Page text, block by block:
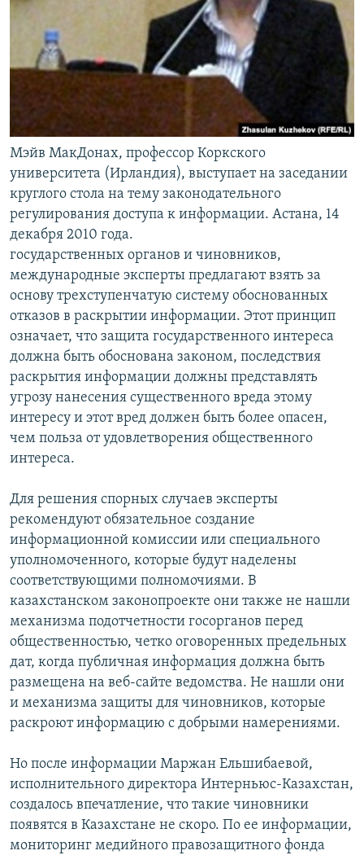
Мэйв МакДонах, профессор Коркского
университета (Ирландия), выступает на заседании
круглого стола на тему законодательного
регулирования доступа к информации. Астана, 14
декабря 2010 года.
государственных органов и чиновников,
международные эксперты предлагают взять за
основу трехступенчатую систему обоснованных
отказов в раскрытии информации. Этот принцип
означает, что защита государственного интереса
должна быть обоснована законом, последствия
раскрытия информации должны представлять
угрозу нанесения существенного вреда этому
интересу и этот вред должен быть более опасен,
чем польза от удовлетворения общественного
интереса.
Для решения спорных случаев эксперты
рекомендуют обязательное создание
информационной комиссии или специального
уполномоченного, которые будут наделены
соответствующими полномочиями. В
казахстанском законопроекте они также не нашли
механизма подотчетности госорганов перед
общественностью, четко оговоренных предельных
дат, когда публичная информация должна быть
размещена на веб-сайте ведомства. Не нашли они
и механизма защиты для чиновников, которые
раскроют информацию с добрыми намерениями.
Но после информации Маржан Ельшибаевой,
исполнительного директора Интерньюс-Казахстан,
создалось впечатление, что такие чиновники
появятся в Казахстане не скоро. По ее информации,
мониторинг медийного правозащитного фонда